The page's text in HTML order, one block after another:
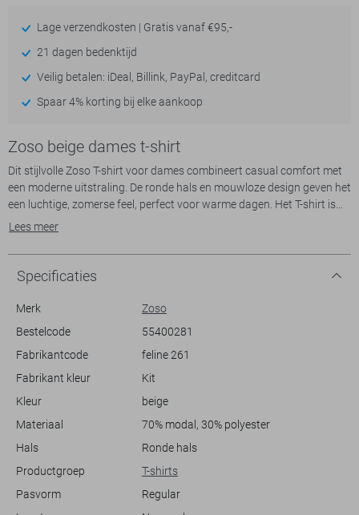
Lage verzendkosten | Gratis vanaf €95,-
21 dagen bedenktijd
Veilig betalen: iDeal, Billink, PayPal, creditcard
Spaar 4% korting bij elke aankoop
Zoso beige dames t-shirt
Dit stijlvolle Zoso T-shirt voor dames combineert casual comfort met
een moderne uitstraling. De ronde hals en mouwloze design geven het
een luchtige, zomerse feel, perfect voor warme dagen. Het T-shirt is
uitgevoerd in een zachte, kitkleurige stof die voor 70% uit Modal en
regular fit pasvorm zorgt ervoor dat je je vrij kunt bewegen terwijl je
look verzorgd blijft.
Dankzij het tijdloze design en de subtiele details laat dit Zoso T-shirt
dag in het park of combineer het met een nette rok voor een zomers
diner met vrienden. De duurzame materialen maken het niet alleen
een bewuste keuze, maar ook een veelzijdige aanvulling voor elk
ontspannen, dit T-shirt is een betrouwbare optie.
Lees meer
Specificaties
Merk
Zoso
Bestelcode
55400281
Fabrikantcode
feline 261
Fabrikant kleur
Kit
Kleur
beige
Materiaal
70% modal, 30% polyester
Hals
Ronde hals
Productgroep
T-shirts
Pasvorm
Regular